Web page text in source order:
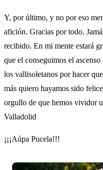
Y, por último, y no por eso
afición. Gracias por todo.
recibido. En mi mente estará
que el conseguimos el
los vallisoletanos por hacer
más quiero hayamos sido
orgullo de que hemos vividor
Valladolid
¡¡¡Aúpa Pucela!!!